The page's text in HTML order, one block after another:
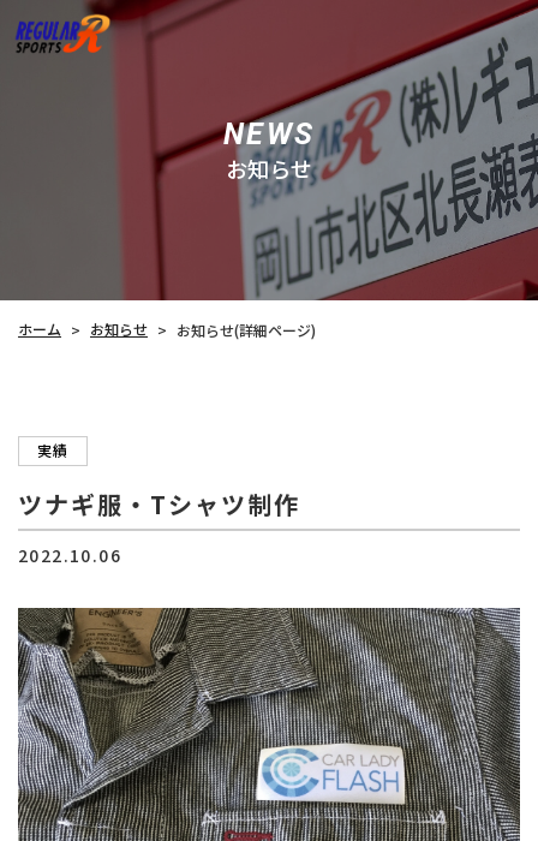
硬式野球ボール移行サポート練習会 申込
はこちら
ホーム
NEWS
お知らせ
ホーム > お知らせ > お知らせ(詳細ページ)
実績
ツナギ服・Tシャツ制作
2022.10.06